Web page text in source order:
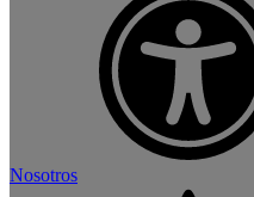
Nosotros